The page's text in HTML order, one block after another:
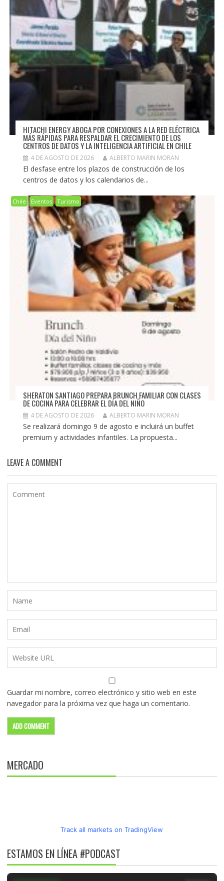
HITACHI ENERGY ABOGA POR CONEXIONES A LA RED ELÉCTRICA
MÁS RÁPIDAS PARA RESPALDAR EL CRECIMIENTO DE LOS
CENTROS DE DATOS Y LA INTELIGENCIA ARTIFICIAL EN CHILE
4 DE AGOSTO DE 2026 ALBERTO MARIN MORAN
El desfase entre los plazos de construcción de los
centros de datos y los calendarios de...
Chile Eventos Turismo
SHERATON SANTIAGO PREPARA BRUNCH FAMILIAR CON CLASES
DE COCINA PARA CELEBRAR EL DÍA DEL NIÑO
4 DE AGOSTO DE 2026 ALBERTO MARIN MORAN
Se realizará domingo 9 de agosto e incluirá un buffet
premium y actividades infantiles. La propuesta...
LEAVE A COMMENT
Guardar mi nombre, correo electrónico y sitio web en este
navegador para la próxima vez que haga un comentario.
MERCADO
Track all markets on TradingView
ESTAMOS EN LÍNEA #PODCAST